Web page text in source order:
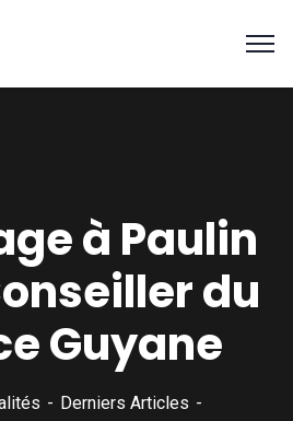
à Paulin
du
Guyane
Derniers Articles